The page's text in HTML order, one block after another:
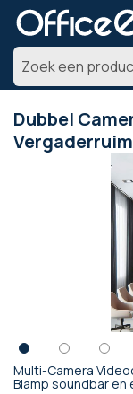
Dubbel
Multi-Camera
Biamp soundbar
Ga